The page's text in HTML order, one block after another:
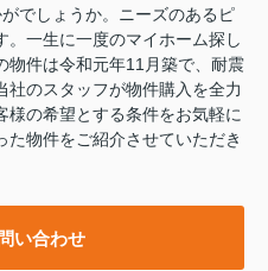
でしょうか。ニーズのあるピ
。一生に一度のマイホーム探し
物件は令和元年11月築で、耐震
のスタッフが物件購入を全力
様の希望とする条件をお気軽に
物件をご紹介させていただき
い合わせ